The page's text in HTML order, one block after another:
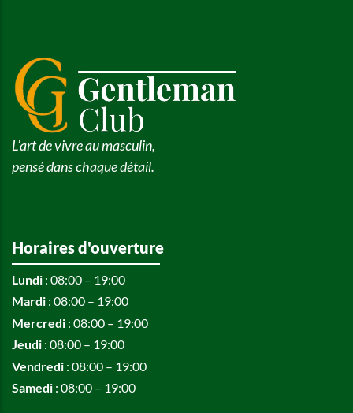
L’art de vivre au masculin,
pensé dans chaque détail.
Horaires d'ouverture
Lundi : 08:00 – 19:00
Mardi : 08:00 – 19:00
Mercredi : 08:00 – 19:00
Jeudi : 08:00 – 19:00
Vendredi : 08:00 – 19:00
Samedi : 08:00 – 19:00